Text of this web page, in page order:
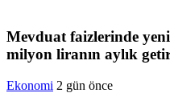
Mevduat faizlerinde
milyon liranın aylık
Ekonomi 2 gün önce